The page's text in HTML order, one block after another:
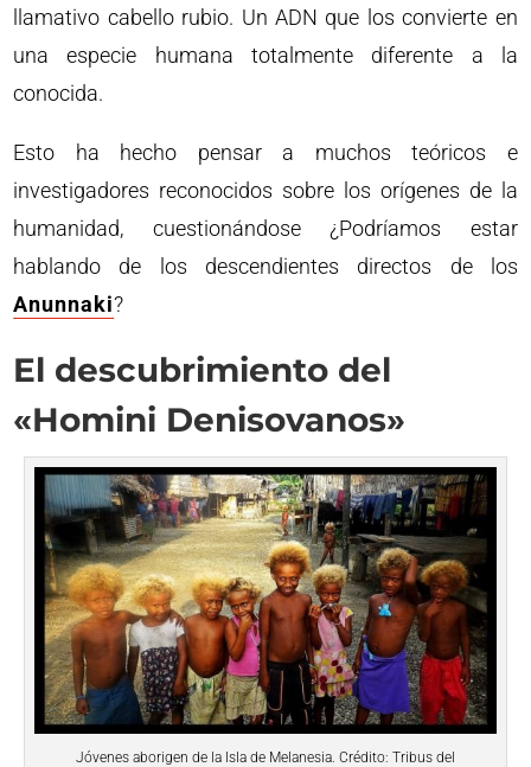
llamativo cabello rubio. Un ADN que los convierte en
una especie humana totalmente diferente a la
conocida.
Esto ha hecho pensar a muchos teóricos e
investigadores reconocidos sobre los orígenes de la
humanidad, cuestionándose ¿Podríamos estar
hablando de los descendientes directos de los
Anunnaki?
El descubrimiento del
«Homini Denisovanos»
Jóvenes aborigen de la Isla de Melanesia. Crédito: Tribus del